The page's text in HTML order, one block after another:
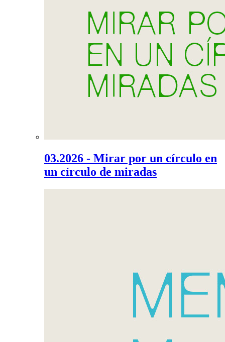
03.2026 - Mirar por un círculo en
un círculo de miradas